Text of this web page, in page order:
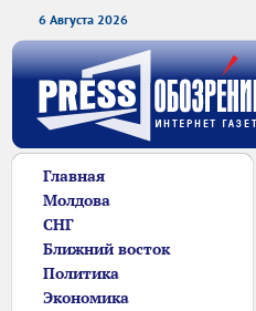
6 Августа 2026
Главная
Молдова
СНГ
Ближний восток
Политика
Экономика